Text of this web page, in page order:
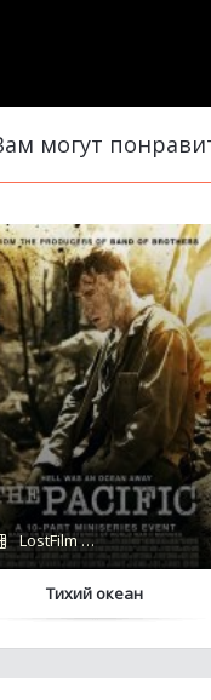
могут
LostFilm / HBO
Тихий океан